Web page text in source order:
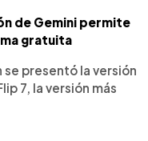
de Gemini permite
gratuita
se presentó la versión
7, la versión más